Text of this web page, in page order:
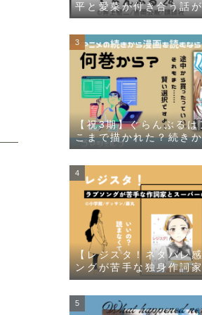
平と愛菜が付き合う話
件について描かれる
【祝3期】ぐらんぶるは
こまで描かれた？続き
むなら何巻からなのか
【レジスタ！ネタバレ
ングが苦手な独身作詞
の店員に一目惚れする